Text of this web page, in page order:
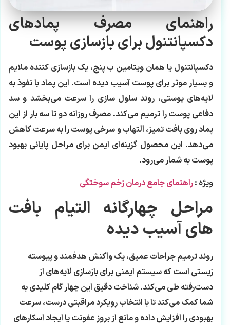
راهنمای مصرف پمادهای
دکسپانتنول برای بازسازی پوست
دکسپانتنول یا همان ویتامین ب پنج، یک بازسازی کننده ملایم
و بسیار موثر برای پوست آسیب دیده است. این پماد با نفوذ به
لایه‌های پوستی، روند سلول سازی را سرعت می‌بخشد و سد
دفاعی پوست را ترمیم می‌کند. مصرف روزانه دو تا سه بار از این
پماد روی بافت تمیز، التهاب و سرخی پوست را به سرعت کاهش
می‌دهد. این محصول گزینه‌ای ایمن برای مراحل پایانی بهبود
پوست به شمار می‌رود.
ویژه:راهنمای جامع درمان زخم سوختگی
مراحل چهارگانه التیام بافت‌
های آسیب‌ دیده
روند ترمیم جراحات عمیق، یک واکنش هدفمند و پیوسته
زیستی است که سیستم ایمنی برای بازسازی لایه‌های از
دست‌رفته طی می‌کند. شناخت دقیق این چهار گام کلیدی به
شما کمک می‌کند تا با انتخاب رویکرد مراقبتی درست، سرعت
بهبودی را افزایش داده و مانع از بروز عفونت یا ایجاد اسکارهای